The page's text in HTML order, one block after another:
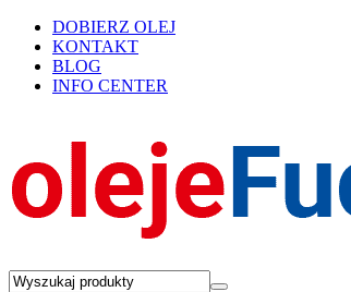
DOBIERZ OLEJ
KONTAKT
BLOG
INFO CENTER